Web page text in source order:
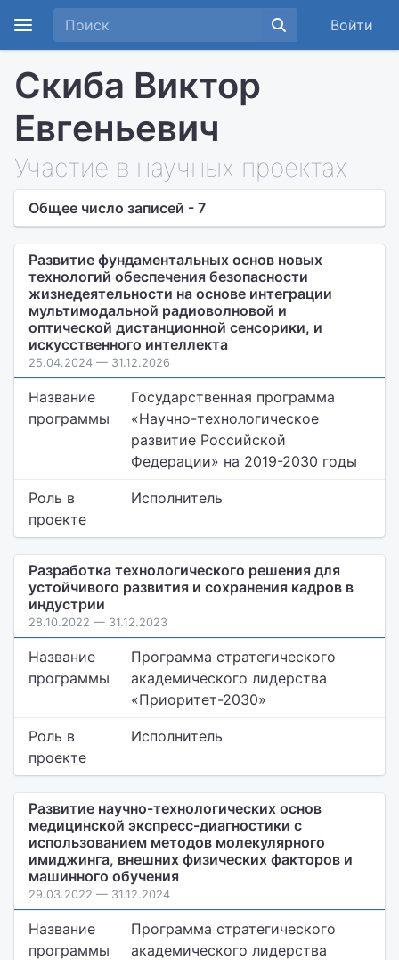
Войти
Скиба Виктор
Евгеньевич
Участие в научных проектах
Общее число записей - 7
Развитие фундаментальных основ новых
технологий обеспечения безопасности
жизнедеятельности на основе интеграции
мультимодальной радиоволновой и
оптической дистанционной сенсорики, и
искусственного интеллекта
25.04.2024 — 31.12.2026
Название
программы
Государственная программа
«Научно-технологическое
развитие Российской
Федерации» на 2019-2030 годы
Роль в
проекте
Исполнитель
Разработка технологического решения для
устойчивого развития и сохранения кадров в
индустрии
28.10.2022 — 31.12.2023
Название
программы
Программа стратегического
академического лидерства
«Приоритет-2030»
Роль в
проекте
Исполнитель
Развитие научно-технологических основ
медицинской экспресс-диагностики с
использованием методов молекулярного
имиджинга, внешних физических факторов и
машинного обучения
29.03.2022 — 31.12.2024
Название
программы
Программа стратегического
академического лидерства